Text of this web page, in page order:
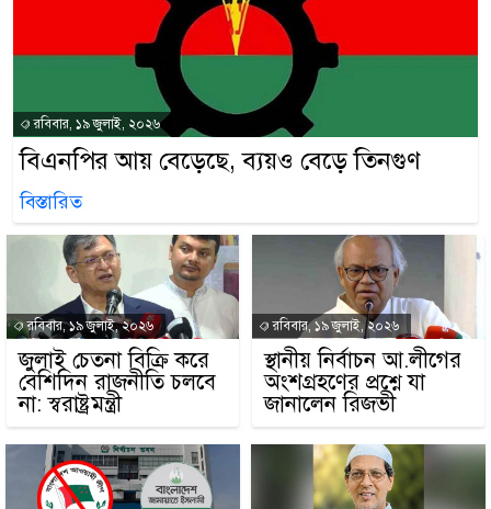
রবিবার, ১৯ জুলাই, ২০২৬
বিএনপির আয় বেড়েছে, ব্যয়ও বেড়ে তিনগুণ
বিস্তারিত
রবিবার, ১৯ জুলাই, ২০২৬
জুলাই চেতনা বিক্রি করে
বেশিদিন রাজনীতি চলবে
না: স্বরাষ্ট্রমন্ত্রী
রবিবার, ১৯ জুলাই, ২০২৬
স্থানীয় নির্বাচন আ.লীগের
অংশগ্রহণের প্রশ্নে যা
জানালেন রিজভী